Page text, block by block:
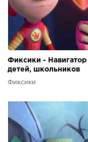
Фиксики - Навигатор
детей, школьников
Фиксики